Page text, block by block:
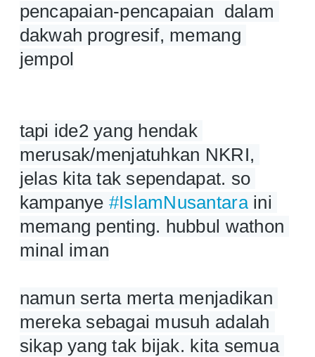
pencapaian-pencapaian  dalam
dakwah progresif, memang
jempol
tapi ide2 yang hendak
merusak/menjatuhkan NKRI,
jelas kita tak sependapat. so
kampanye #IslamNusantara ini
memang penting. hubbul wathon
minal iman
namun serta merta menjadikan
mereka sebagai musuh adalah
sikap yang tak bijak. kita semua